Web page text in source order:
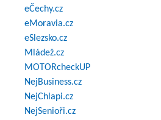
eČechy.cz
eMoravia.cz
eSlezsko.cz
Mládež.cz
MOTORcheckUP
NejBusiness.cz
NejChlapi.cz
NejSenioři.cz